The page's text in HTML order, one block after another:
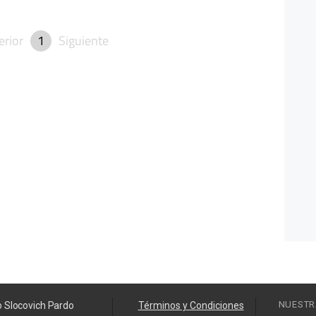
1 Siguiente
Slocovich Pardo Términos y Condiciones